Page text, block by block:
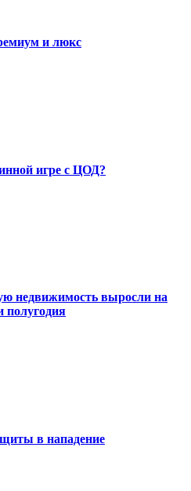
и люкс
игре с ЦОД?
недвижимость выросли на
полугодия
в нападение